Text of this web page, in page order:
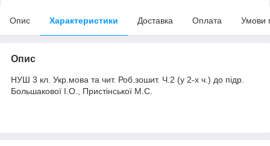
Опис Характеристики Доставка Оплата Умови
Опис
НУШ 3 кл. Укр.мова та чит. Роб.зошит. Ч.2 (у 2-х ч.) до підр.
Большакової І.О., Пристінської М.С.